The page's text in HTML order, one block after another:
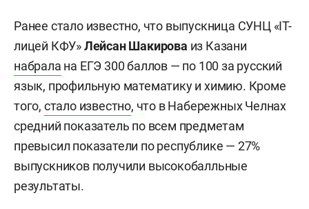
Ранее стало известно, что выпускница СУНЦ «IT-
лицей КФУ»Лейсан Шакирова из Казани
набрала на ЕГЭ 300 баллов — по 100 за русский
язык, профильную математику и химию. Кроме
того, стало известно, что в Набережных Челнах
средний показатель по всем предметам
превысил показатели по республике — 27%
выпускников получили высокобалльные
результаты.